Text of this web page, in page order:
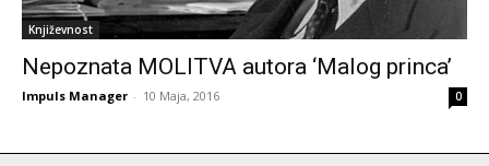
Književnost
Nepoznata MOLITVA autora ‘Malog princa’
Impuls Manager - 10 Maja, 2016 0